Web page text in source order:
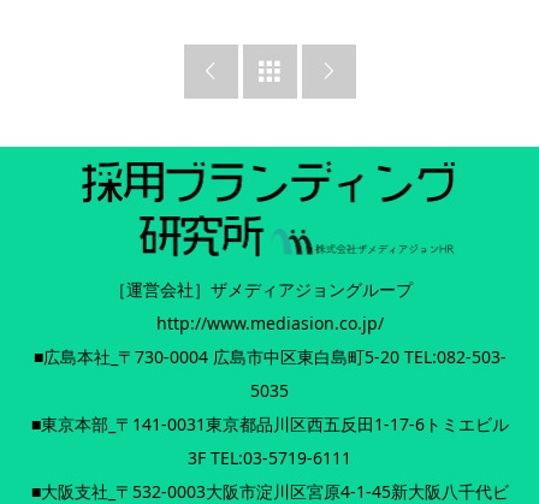
  
［運営会社］ザメディアジョングループ
http://www.mediasion.co.jp/
■広島本社_〒730-0004 広島市中区東白島町5-20 TEL:082-503-
5035
■東京本部_〒141-0031東京都品川区西五反田1-17-6トミエビル
3F TEL:03-5719-6111
■大阪支社_〒532-0003大阪市淀川区宮原4-1-45新大阪八千代ビ
【発刊記念】電子マガジンBOOK『ザメディアジョンHRマガジ
ン vol.03 特別秋号』（全104ページ）の無料公開スタート。テ
ーマは｢秋冬インターンシップ｣。
無料ダウンロードする